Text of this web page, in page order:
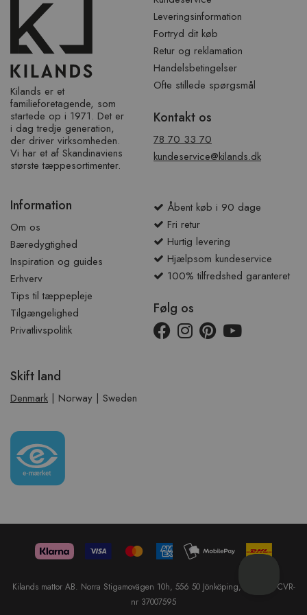
Kilands er et
familieforetagende, som
startede op i 1971. Det er
i dag tredje generation,
der driver virksomheden.
Vi har et af ​​Skandinaviens
største tæppesortimenter.
Leveringsinformation
Fortryd dit køb
Retur og reklamation
Handelsbetingelser
Ofte stillede spørgsmål
Kontakt os
78 70 33 70
kundeservice@kilands.dk
Information
Om os
Bæredygtighed
Inspiration og guides
Erhverv
Tips til tæppepleje
Tilgængelighed
Privatlivspolitik
Åbent køb i 90 dage
Fri retur
Hurtig levering
Hjælpsom kundeservice
100% tilfredshed garanteret
Følg os
Skift land
Denmark | Norway | Sweden
Kilands mattor AB. Norra Stigamovägen 10h, 556 50 Jönköping, Sweden. CVR-
nr 37007595